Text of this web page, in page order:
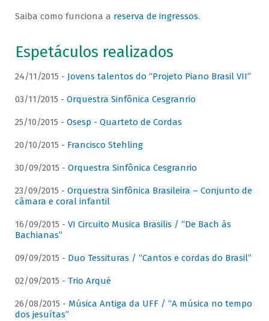
Saiba como funciona a reserva de ingressos.
Espetáculos realizados
24/11/2015 - Jovens talentos do “Projeto Piano Brasil VII”
03/11/2015 - Orquestra Sinfônica Cesgranrio
25/10/2015 - Osesp - Quarteto de Cordas
20/10/2015 - Francisco Stehling
30/09/2015 - Orquestra Sinfônica Cesgranrio
23/09/2015 - Orquestra Sinfônica Brasileira – Conjunto de
câmara e coral infantil
16/09/2015 - VI Circuito Musica Brasilis / “De Bach às
Bachianas”
09/09/2015 - Duo Tessituras / “Cantos e cordas do Brasil”
02/09/2015 - Trio Arqué
26/08/2015 - Música Antiga da UFF / “A música no tempo
dos jesuítas”